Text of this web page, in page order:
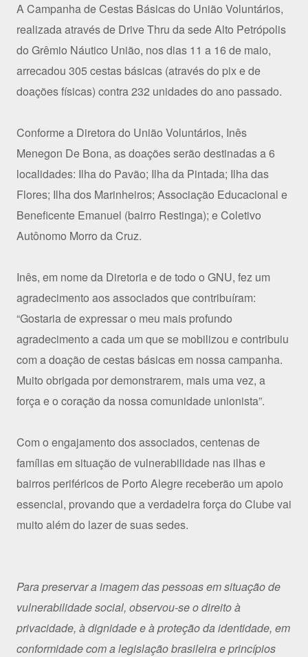
A Campanha de Cestas Básicas do União Voluntários,
realizada através de Drive Thru da sede Alto Petrópolis
do Grêmio Náutico União, nos dias 11 a 16 de maio,
arrecadou 305 cestas básicas (através do pix e de
doações físicas) contra 232 unidades do ano passado.
Conforme a Diretora do União Voluntários, Inês
Menegon De Bona, as doações serão destinadas a 6
localidades: Ilha do Pavão; Ilha da Pintada; Ilha das
Flores; Ilha dos Marinheiros; Associação Educacional e
Beneficente Emanuel (bairro Restinga); e Coletivo
Autônomo Morro da Cruz.
Inês, em nome da Diretoria e de todo o GNU, fez um
agradecimento aos associados que contribuíram:
“Gostaria de expressar o meu mais profundo
agradecimento a cada um que se mobilizou e contribuiu
com a doação de cestas básicas em nossa campanha.
Muito obrigada por demonstrarem, mais uma vez, a
força e o coração da nossa comunidade unionista”.
Com o engajamento dos associados, centenas de
famílias em situação de vulnerabilidade nas ilhas e
bairros periféricos de Porto Alegre receberão um apoio
essencial, provando que a verdadeira força do Clube vai
muito além do lazer de suas sedes.
Para preservar a imagem das pessoas em situação de
vulnerabilidade social, observou-se o direito à
privacidade, à dignidade e à proteção da identidade, em
conformidade com a legislação brasileira e princípios